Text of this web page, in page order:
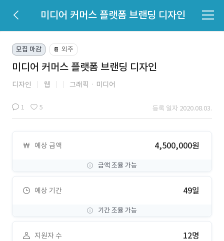
미디어 커머스 플랫폼 브랜딩 디자인
모집 마감 📔 외주
미디어 커머스 플랫폼 브랜딩 디자인
디자인 웹 그래픽ㆍ미디어
1 5 등록 일자 2020.08.03.
예상 금액 4,500,000원
금액 조율 가능
예상 기간 49일
기간 조율 가능
지원자 수 12명